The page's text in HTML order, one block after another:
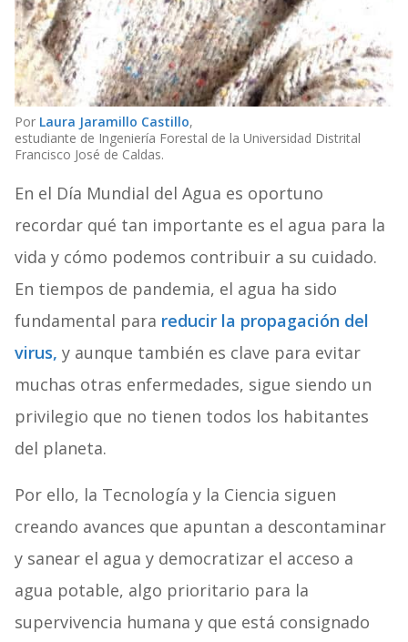
Por Laura Jaramillo Castillo,
estudiante de Ingeniería Forestal de la Universidad Distrital
Francisco José de Caldas.
En el Día Mundial del Agua es oportuno
recordar qué tan importante es el agua para la
vida y cómo podemos contribuir a su cuidado.
En tiempos de pandemia, el agua ha sido
fundamental para reducir la propagación del
virus, y aunque también es clave para evitar
muchas otras enfermedades, sigue siendo un
privilegio que no tienen todos los habitantes
del planeta.
Por ello, la Tecnología y la Ciencia siguen
creando avances que apuntan a descontaminar
y sanear el agua y democratizar el acceso a
agua potable, algo prioritario para la
supervivencia humana y que está consignado